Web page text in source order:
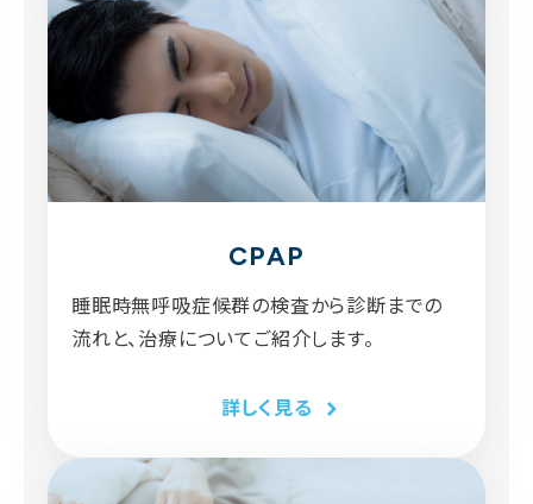
CPAP
睡眠時無呼吸症候群の検査から診断までの
流れと、治療についてご紹介します。
詳しく見る